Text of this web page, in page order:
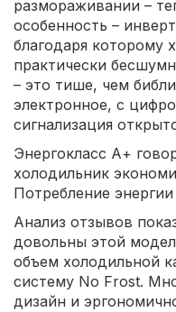
размораживании –
особенность –
благодаря которому
практически
– это тише, чем
электронное, с
сигнализация
Энергокласс А+
холодильник
Потребление
Анализ отзывов
довольны этой
объем холодильной
систему No Frost.
дизайн и